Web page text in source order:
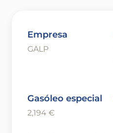
Empresa
GALP
Gasóleo especial
2,194 €